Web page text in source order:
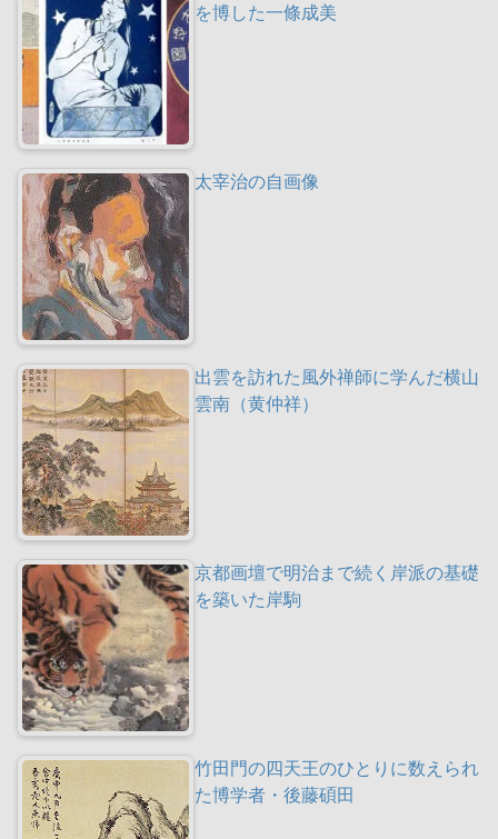
を博した一條成美
太宰治の自画像
出雲を訪れた風外禅師に学んだ横山
雲南（黄仲祥）
京都画壇で明治まで続く岸派の基礎
を築いた岸駒
竹田門の四天王のひとりに数えられ
た博学者・後藤碩田